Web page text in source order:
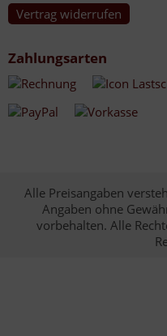
Vertrag widerrufen
Zahlungsarten
Alle Preisangaben
Angaben ohne
vorbehalten. Alle